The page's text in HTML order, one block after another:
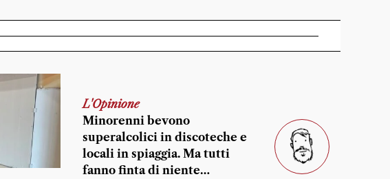
L'Opinione
Minorenni bevono
superalcolici in discoteche e
locali in spiaggia. Ma tutti
fanno finta di niente…